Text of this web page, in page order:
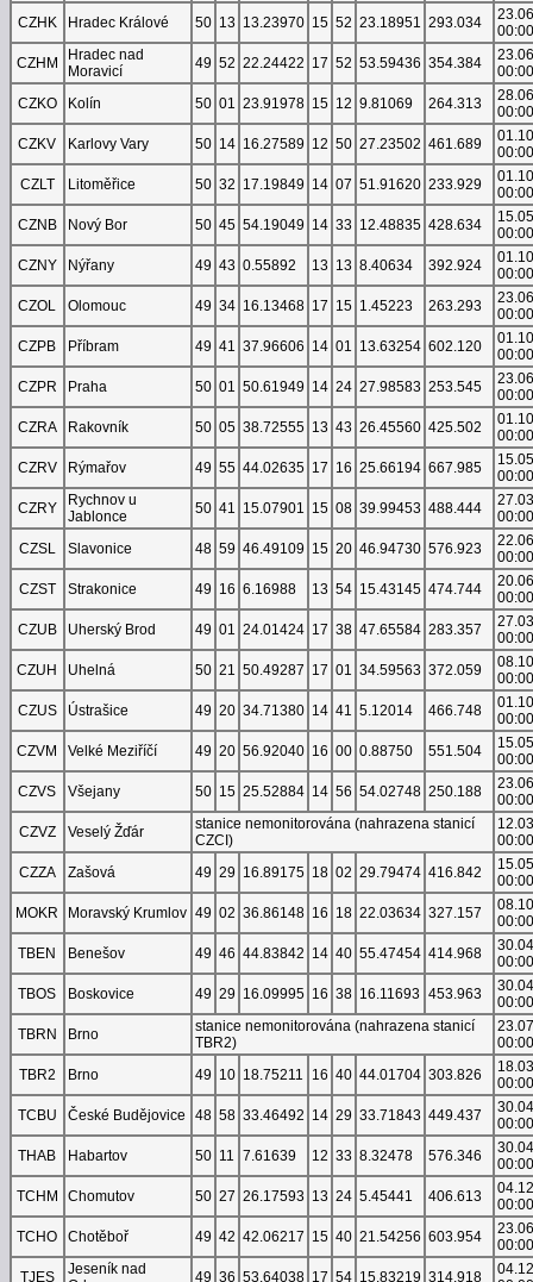
CZHK
Hradec Králové 50 13 13.23970 15 52 23.18951 293.034
00:00
CZHM
Hradec nad
Moravicí
49 52 22.24422 17 52 53.59436 354.384
00:00
CZKO
Kolín 50 01 23.91978 15 12 9.81069 264.313
00:00
CZKV
Karlovy Vary 50 14 16.27589 12 50 27.23502 461.689
00:00
CZLT
Litoměřice 50 32 17.19849 14 07 51.91620 233.929
00:00
CZNB
Nový Bor 50 45 54.19049 14 33 12.48835 428.634
00:00
CZNY
Nýřany 49 43 0.55892 13 13 8.40634 392.924
00:00
CZOL
Olomouc 49 34 16.13468 17 15 1.45223 263.293
00:00
CZPB
Příbram 49 41 37.96606 14 01 13.63254 602.120
00:00
CZPR
Praha 50 01 50.61949 14 24 27.98583 253.545
00:00
CZRA
Rakovník 50 05 38.72555 13 43 26.45560 425.502
00:00
CZRV
Rýmařov 49 55 44.02635 17 16 25.66194 667.985
00:00
CZRY
Rychnov u
Jablonce
50 41 15.07901 15 08 39.99453 488.444
00:00
CZSL
Slavonice 48 59 46.49109 15 20 46.94730 576.923
00:00
CZST
Strakonice 49 16 6.16988 13 54 15.43145 474.744
00:00
CZUB
Uherský Brod 49 01 24.01424 17 38 47.65584 283.357
00:00
CZUH
Uhelná 50 21 50.49287 17 01 34.59563 372.059
00:00
CZUS
Ústrašice 49 20 34.71380 14 41 5.12014 466.748
00:00
CZVM
Velké Meziříčí 49 20 56.92040 16 00 0.88750 551.504
00:00
CZVS
Všejany 50 15 25.52884 14 56 54.02748 250.188
00:00
CZVZ
Veselý Žďár
stanice nemonitorována (nahrazena stanicí
CZCI)
00:00
CZZA
Zašová 49 29 16.89175 18 02 29.79474 416.842
00:00
MOKR
Moravský Krumlov 49 02 36.86148 16 18 22.03634 327.157
00:00
TBEN
Benešov 49 46 44.83842 14 40 55.47454 414.968
00:00
TBOS
Boskovice 49 29 16.09995 16 38 16.11693 453.963
00:00
TBRN
Brno
stanice nemonitorována (nahrazena stanicí
TBR2)
00:00
TBR2
Brno 49 10 18.75211 16 40 44.01704 303.826
00:00
TCBU
České Budějovice 48 58 33.46492 14 29 33.71843 449.437
00:00
THAB
Habartov 50 11 7.61639 12 33 8.32478 576.346
00:00
TCHM
Chomutov 50 27 26.17593 13 24 5.45441 406.613
00:00
TCHO
Chotěboř 49 42 42.06217 15 40 21.54256 603.954
00:00
TJES
Jeseník nad
49 36 53.64038 17 54 15.83219 314.918